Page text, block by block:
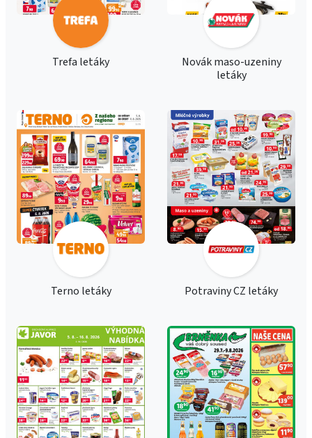
Trefa letáky
Novák maso-uzeniny
letáky
Terno letáky Potraviny CZ letáky